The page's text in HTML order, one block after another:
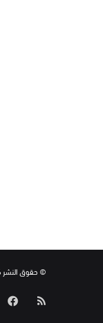
© حقوق النشر 2026، جميع الحقوق محفوظة هنا24
ملخص